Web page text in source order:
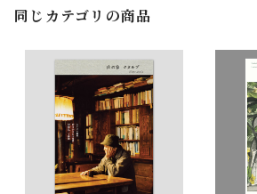
同じカテゴリの商品